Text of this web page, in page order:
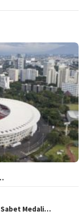
Sabet Medali…